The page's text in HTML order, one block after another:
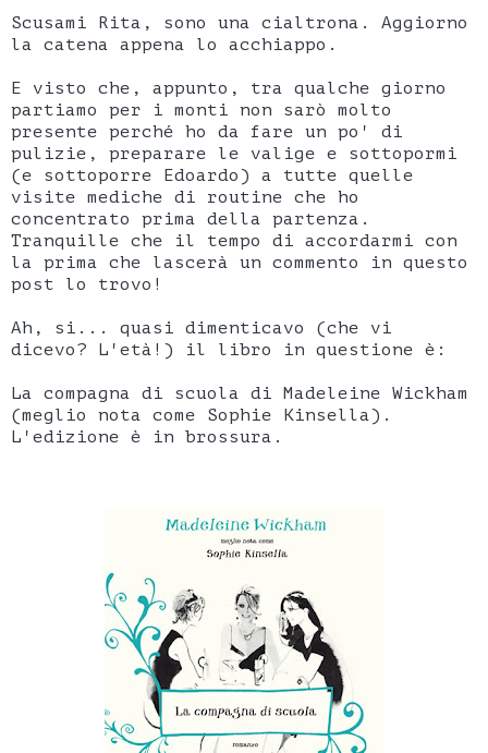
Scusami Rita, sono una cialtrona. Aggiorno
la catena appena lo acchiappo.
E visto che, appunto, tra qualche giorno
partiamo per i monti non sarò molto
presente perché ho da fare un po' di
pulizie, preparare le valige e sottopormi
(e sottoporre Edoardo) a tutte quelle
visite mediche di routine che ho
concentrato prima della partenza.
Tranquille che il tempo di accordarmi con
la prima che lascerà un commento in questo
post lo trovo!
Ah, si... quasi dimenticavo (che vi
dicevo? L'età!) il libro in questione è:
La compagna di scuola di Madeleine Wickham
(meglio nota come Sophie Kinsella).
L'edizione è in brossura.